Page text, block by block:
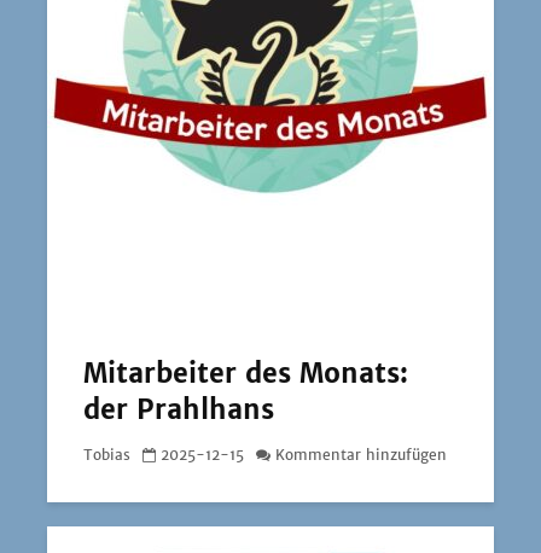
Mitarbeiter des Monats:
der Prahlhans
Tobias 2025-12-15 Kommentar hinzufügen